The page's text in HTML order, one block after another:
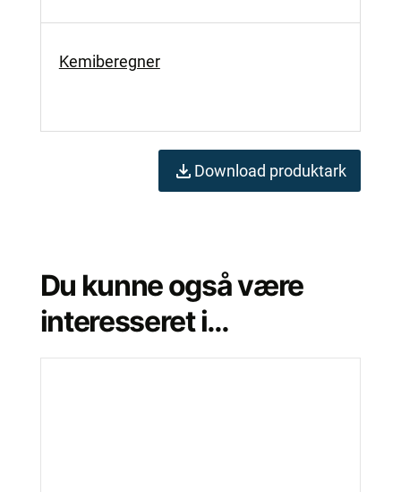
Kemiberegner
Download produktark
Du kunne også være
interesseret i…